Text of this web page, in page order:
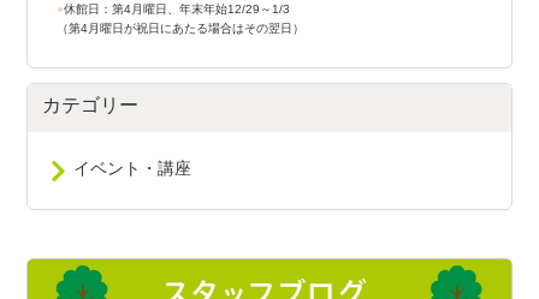
●休館日：第4月曜日、年末年始12/29～1/3
（第4月曜日が祝日にあたる場合はその翌日）
カテゴリー
イベント・講座